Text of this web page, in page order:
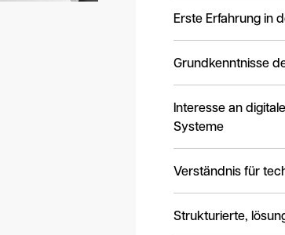
Erste Erfahrung in
Grundkenntnisse
Interesse an
Systeme
Verständnis für
Strukturierte,